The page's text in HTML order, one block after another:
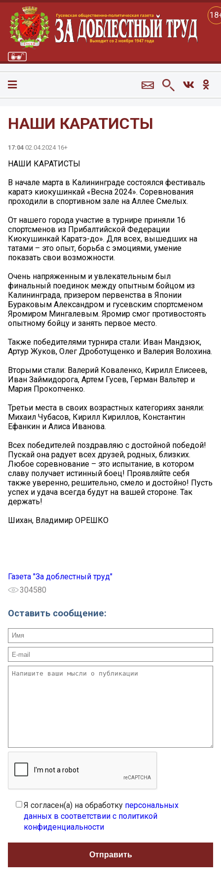
НАШИ КАРАТИСТЫ
17:04 02.04.2024 16+
НАШИ КАРАТИСТЫ
В начале марта в Калининграде состоялся фестиваль
каратэ киокушинкай «Весна 2024». Соревнования
проходили в спортивном зале на Аллее Смелых.
От нашего города участие в турнире приняли 16
спортсменов из Прибалтийской Федерации
Киокушинкай Каратэ-до». Для всех, вышедших на
татами – это опыт, борьба с эмоциями, умение
показать свои возможности.
Очень напряженным и увлекательным был
финальный поединок между опытным бойцом из
Калининграда, призером первенства в Японии
Бураковым Александром и гусевским спортсменом
Яромиром Мингалевым. Яромир смог противостоять
опытному бойцу и занять первое место.
Также победителями турнира стали: Иван Мандзюк,
Артур Жуков, Олег Дроботущенко и Валерия Волохина.
Вторыми стали: Валерий Коваленко, Кирилл Елисеев,
Иван Займидорога, Артем Гусев, Герман Вальтер и
Мария Прокопченко.
Третьи места в своих возрастных категориях заняли:
Михаил Чубасов, Кирилл Кириллов, Константин
Ефанкин и Алиса Иванова.
Всех победителей поздравляю с достойной победой!
Пускай она радует всех друзей, родных, близких.
Любое соревнование – это испытание, в котором
славу получает истинный боец! Проявляйте себя
также уверенно, решительно, смело и достойно! Пусть
успех и удача всегда будут на вашей стороне. Так
держать!
Шихан, Владимир ОРЕШКО
Газета "За доблестный труд"
304580
Оставить сообщение:
Я согласен(а) на обработку персональных
данных в соответствии с политикой
конфиденциальности